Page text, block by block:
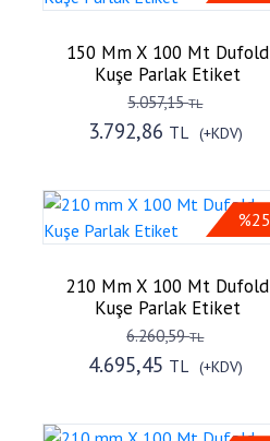
150 Mm X 100 Mt Dufold
Kuşe Parlak Etiket
5.057,15TL
3.792,86 TL (+KDV)
%25
210 Mm X 100 Mt Dufold
Kuşe Parlak Etiket
6.260,59TL
4.695,45 TL (+KDV)